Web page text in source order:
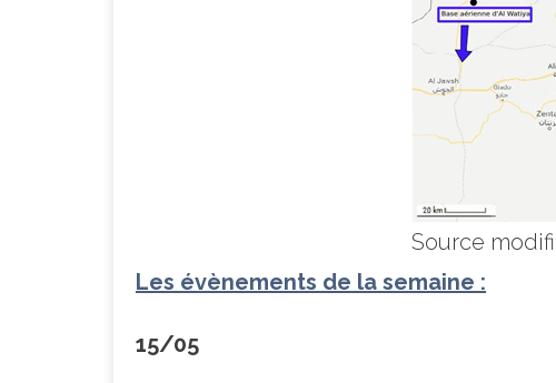
Source
Les évènements de la semaine :
15/05